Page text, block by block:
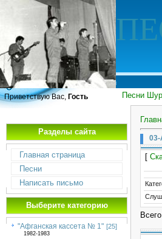
Песни
Приветствую Вас, Гость
Разделы сайта
Главная страница
Песни
Написать письмо
Выберите категорию
"Афганская кассета № 1" [25]
1982-1983
03-
[